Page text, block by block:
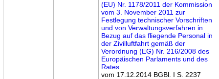
(EU) Nr. 1178/2011 der Kommission
vom 3. November 2011 zur
Festlegung technischer Vorschriften
und von Verwaltungsverfahren in
Bezug auf das fliegende Personal in
der Zivilluftfahrt gemäß der
Verordnung (EG) Nr. 216/2008 des
Europäischen Parlaments und des
Rates
vom 17.12.2014 BGBl. I S. 2237